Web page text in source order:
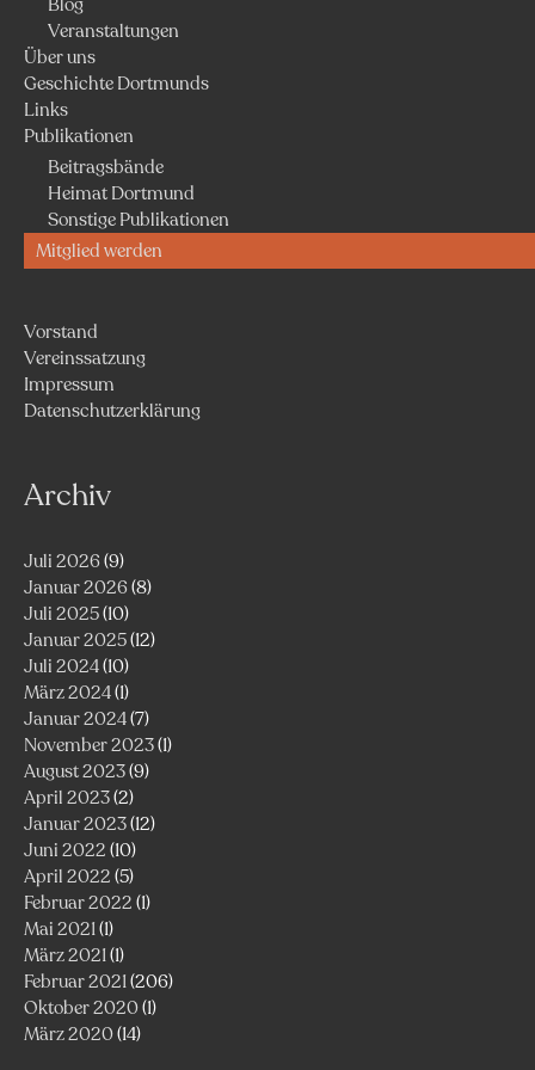
Blog
Veranstaltungen
Über uns
Geschichte Dortmunds
Links
Publikationen
Beitragsbände
Heimat Dortmund
Sonstige Publikationen
Mitglied werden
Vorstand
Vereinssatzung
Impressum
Datenschutzerklärung
Archiv
Juli 2026(9)
Januar 2026(8)
Juli 2025(10)
Januar 2025(12)
Juli 2024(10)
März 2024(1)
Januar 2024(7)
November 2023(1)
August 2023(9)
April 2023(2)
Januar 2023(12)
Juni 2022 (10)
April 2022 (5)
Februar 2022 (1)
Mai 2021(1)
März 2021(1)
Februar 2021(206)
Oktober 2020(1)
März 2020(14)